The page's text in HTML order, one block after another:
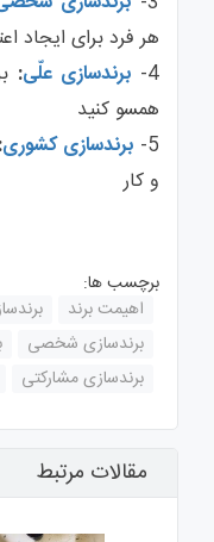
هر فرد برای ایجاد
4- برندسازی علّی:
همسو کنید
5- برندسازی کشوری:
و کار
برچسب ها:
اهیمت برند
برندسازی شخصی
برندسازی مشارکتی
مقالات مرتبط